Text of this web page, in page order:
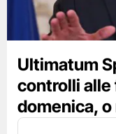
Ultimatum
controlli
domenica,